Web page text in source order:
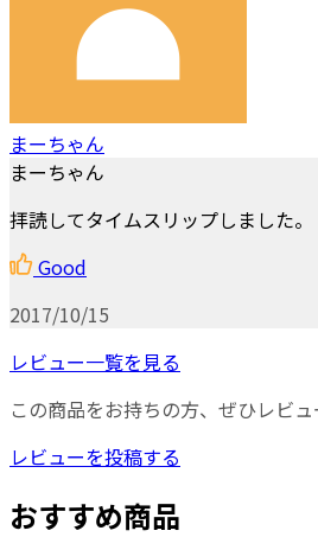
まーちゃん
まーちゃん
拝読してタイムスリップしました。
Good
2017/10/15
レビュー一覧を見る
この商品をお持ちの方、ぜひレビュ
レビューを投稿する
おすすめ商品